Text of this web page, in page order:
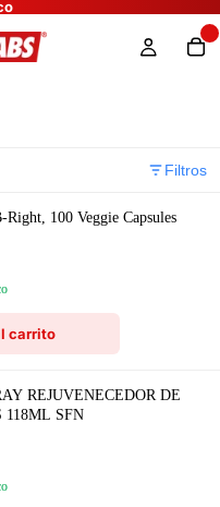
Filtros
100 Veggie Capsules
carrito
REJUVENECEDOR DE
118ML SFN